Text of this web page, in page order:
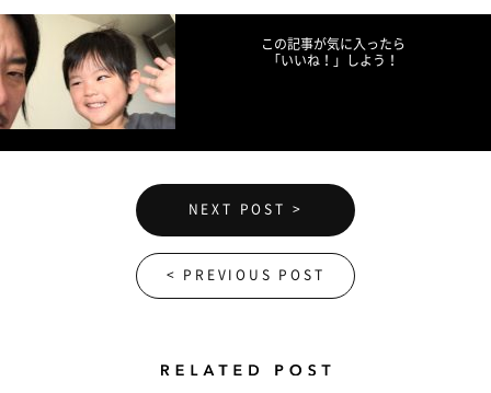
この記事が気に入ったら
「いいね！」しよう！
NEXT POST >
< PREVIOUS POST